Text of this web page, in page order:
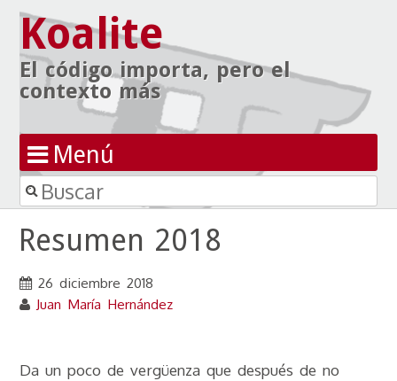
Koalite
El código importa, pero el
contexto más
Menú
Ir al contenido
Buscar
Resumen 2018
26 diciembre 2018
Juan María Hernández
Da un poco de vergüenza que después de no